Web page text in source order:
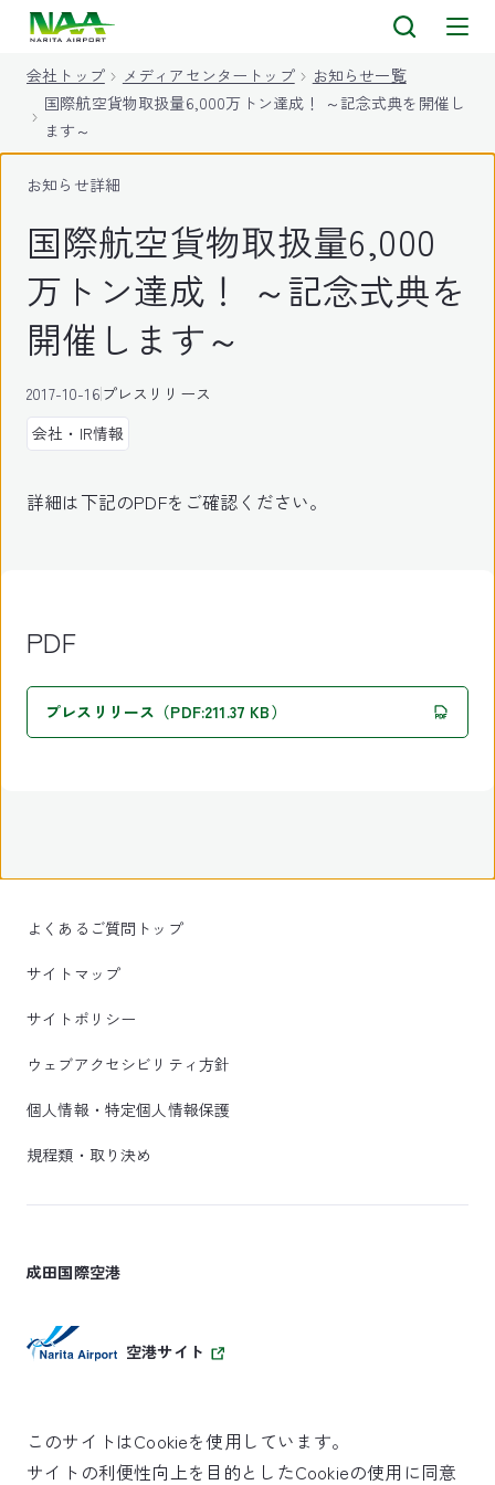
会社トップ メディアセンタートップ
お知らせ一覧
国際航空貨物取扱量6,000万トン達成！ ～記念式典を開催し
ます～
お知らせ詳細
国際航空貨物取扱量6,000
万トン達成！ ～記念式典を
開催します～
2017-10-16プレスリリース
会社・IR情報
詳細は下記のPDFをご確認ください。
PDF
プレスリリース（PDF:211.37 KB）
よくあるご質問トップ
サイトマップ
サイトポリシー
ウェブアクセシビリティ方針
個人情報・特定個人情報保護
規程類・取り決め
成田国際空港
空港サイト
このサイトはCookieを使用しています。
サイトの利便性向上を目的としたCookieの使用に同意